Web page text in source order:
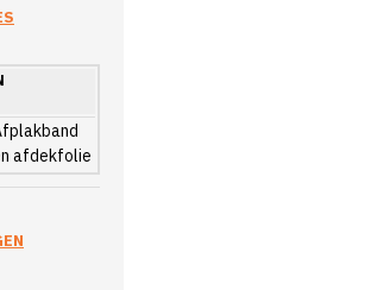
afdekfolie